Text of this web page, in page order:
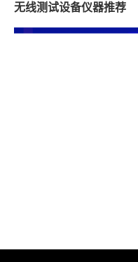
无线测试设备仪器推荐